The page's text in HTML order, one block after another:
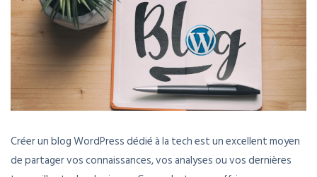
Créer un blog WordPress dédié à la tech est un excellent moyen
de partager vos connaissances, vos analyses ou vos dernières